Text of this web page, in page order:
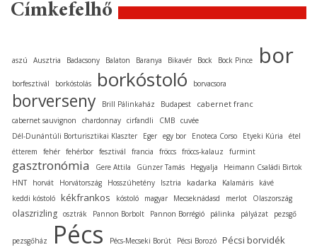
Címkefelhő
aszú Ausztria Badacsony Balaton Baranya Bikavér Bock Bock Pince bor
borfesztivál borkóstolás borkóstoló borvacsora
borverseny Brill Pálinkaház Budapest cabernet franc
cabernet sauvignon chardonnay cirfandli CMB cuvée
Dél-Dunántúli Borturisztikai Klaszter
Eger egy bor Enoteca Corso Etyeki Kúria
étel
étterem
fehér fehérbor fesztivál francia fröccs fröccs-kalauz furmint
gasztronómia Gere Attila Günzer Tamás Hegyalja
Heimann Családi Birtok
HNT
horvát Horvátország Hosszúhetény Isztria kadarka Kalamáris
kávé
keddi kóstoló kékfrankos kóstoló magyar Mecseknádasd merlot Olaszország
olaszrizling osztrák Pannon Borbolt Pannon Borrégió pálinka pályázat pezsgő
pezsgőház Pécs Pécs-Mecseki Borút Pécsi Borozó Pécsi borvidék